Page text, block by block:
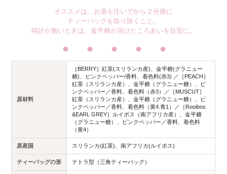
オススメは、お湯を注いでから２分後に
ティーバッグを取り除くこと。
時計が無いときは、金平糖が溶けたころあいを目安に。
・・・・・
原材料
［BERRY］紅茶(スリランカ産)、金平糖(グラニュー
糖)、ピンクペッパー/香料、着色料(赤3) ／［PEACH］
紅茶（スリランカ産）、金平糖（グラニュー糖）、ピ
ンクペッパー／香料、着色料（赤3）／［MUSCUT］
紅茶（スリランカ産）、金平糖（グラニュー糖）、ピ
ンクペッパー／香料、着色料（黄4.青1）／［Rooibos
&EARL GREY］ルイボス（南アフリカ産）、金平糖
（グラニュー糖）、ピンクペッパー／香料、着色料
（黄4）
原産国 スリランカ(紅茶)、南アフリカ(ルイボス)
ティーバッグの形 テトラ型（三角ティーバッグ）